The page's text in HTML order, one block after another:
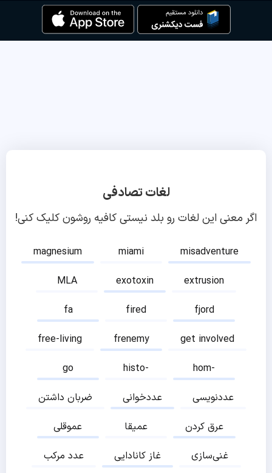
لغات تصادفی
اگر معنی این لغات رو بلد نیستی کافیه روشون کلیک کنی!
magnesium miami
misadventure
MLA
exotoxin
extrusion
fa
fired
fjord
free-living
frenemy
get involved
go
histo-
hom-
ضربان داشتن
عددخوانی
عددنویسی
عموقلی
عمیقا
عرق کردن
عدد مرکب
غاز کانادایی
غنی‌سازی